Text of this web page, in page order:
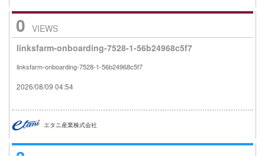
0 VIEWS
linksfarm-onboarding-7528-1-56b24968c5f7
linksfarm-onboarding-7528-1-56b24968c5f7
2026/08/09 04:54
エタニ産業株式会社